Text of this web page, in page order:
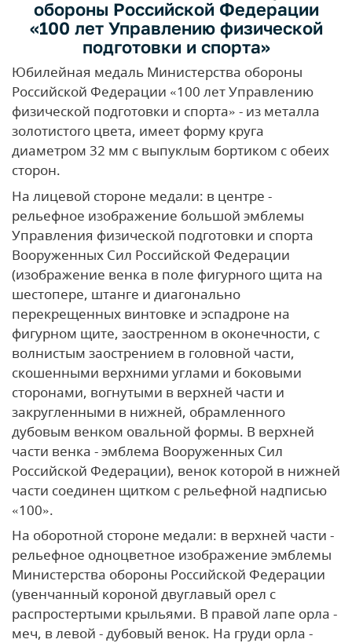
обороны Российской Федерации
«100 лет Управлению физической
подготовки и спорта»
Юбилейная медаль Министерства обороны
Российской Федерации «100 лет Управлению
физической подготовки и спорта» - из металла
золотистого цвета, имеет форму круга
диаметром 32 мм с выпуклым бортиком с обеих
сторон.
На лицевой стороне медали: в центре -
рельефное изображение большой эмблемы
Управления физической подготовки и спорта
Вооруженных Сил Российской Федерации
(изображение венка в поле фигурного щита на
шестопере, штанге и диагонально
перекрещенных винтовке и эспадроне на
фигурном щите, заостренном в оконечности, с
волнистым заострением в головной части,
скошенными верхними углами и боковыми
сторонами, вогнутыми в верхней части и
закругленными в нижней, обрамленного
дубовым венком овальной формы. В верхней
части венка - эмблема Вооруженных Сил
Российской Федерации), венок которой в нижней
части соединен щитком с рельефной надписью
«100».
На оборотной стороне медали: в верхней части -
рельефное одноцветное изображение эмблемы
Министерства обороны Российской Федерации
(увенчанный короной двуглавый орел с
распростертыми крыльями. В правой лапе орла -
меч, в левой - дубовый венок. На груди орла -